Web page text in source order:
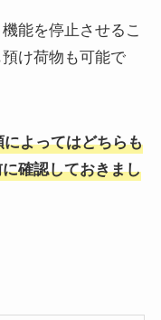
能を停止させるこ
け荷物も可能で
よってはどちらも
確認しておきまし